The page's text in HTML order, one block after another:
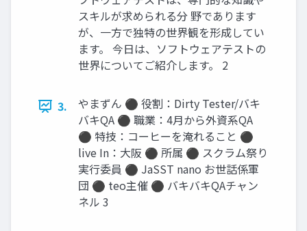
スキルが求められる分 野であります
が、一方で独特の世界観を形成してい
ます。 今日は、ソフトウェアテストの
世界についてご紹介します。 2
3.
やまずん ⚫ 役割：Dirty Tester/バキ
バキQA ⚫ 職業：4月から外資系QA
⚫ 特技：コーヒーを淹れること ⚫
live In：大阪 ⚫ 所属 ⚫ スクラム祭り
実行委員 ⚫ JaSST nano お世話係軍
団 ⚫ teo主催 ⚫ バキバキQAチャン
ネル 3